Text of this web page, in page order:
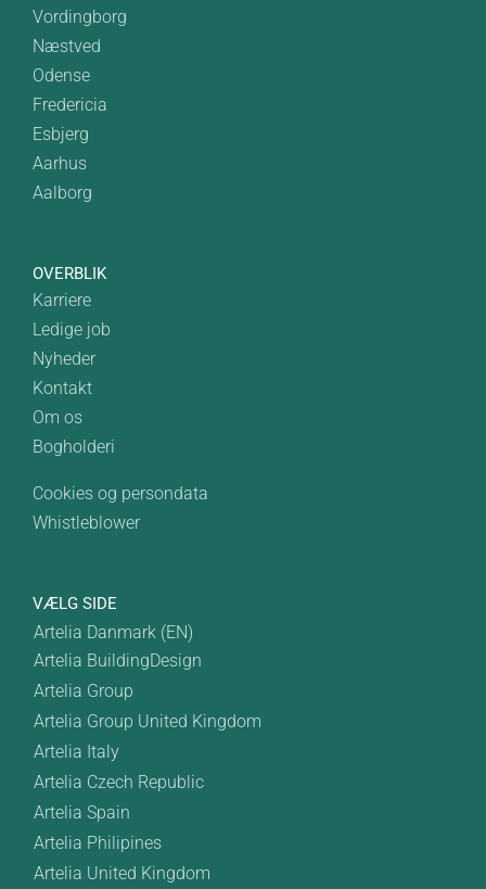
Vordingborg
Næstved
Odense
Fredericia
Esbjerg
Aarhus
Aalborg
OVERBLIK
Karriere
Ledige job
Nyheder
Kontakt
Om os
Bogholderi
Cookies og persondata
Whistleblower
VÆLG SIDE
Artelia Danmark (EN)
Artelia BuildingDesign
Artelia Group
Artelia Group United Kingdom
Artelia Italy
Artelia Czech Republic
Artelia Spain
Artelia Philipines
Artelia United Kingdom